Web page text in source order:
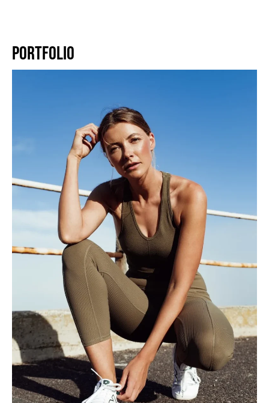
PORTFOLIO